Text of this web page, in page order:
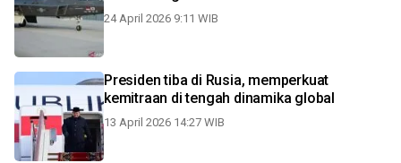
24 April 2026 9:11 WIB
Presiden tiba di Rusia, memperkuat
kemitraan di tengah dinamika global
13 April 2026 14:27 WIB